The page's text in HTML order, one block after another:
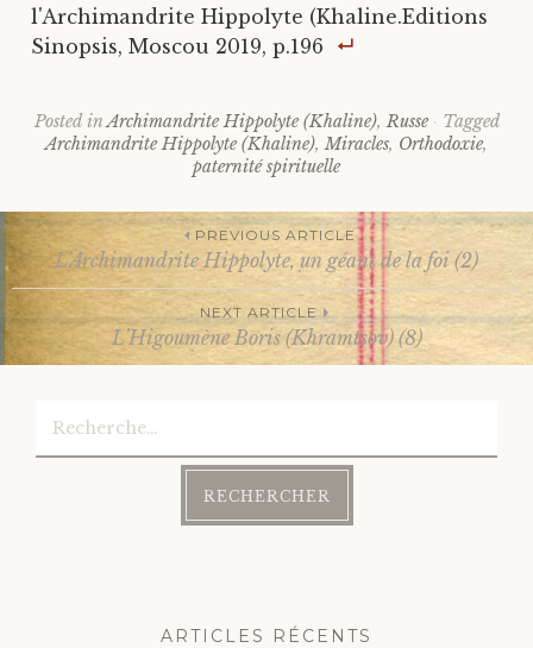
l'Archimandrite Hippolyte (Khaline.Editions
Sinopsis, Moscou 2019, p.196
Posted inArchimandrite Hippolyte (Khaline), Russe
Tagged
Archimandrite Hippolyte (Khaline),Miracles, Orthodoxie,
paternité spirituelle
Post
navigation
PREVIOUS ARTICLE
L’Archimandrite Hippolyte, un géant de la foi (2)
NEXT ARTICLE
L’Higoumène Boris (Khramtsov) (8)
ARTICLES RÉCENTS